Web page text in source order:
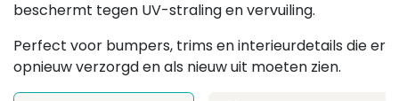
beschermt tegen UV-straling en vervuiling.
Perfect voor bumpers, trims en interieurdetails die er
opnieuw verzorgd en als nieuw uit moeten zien.